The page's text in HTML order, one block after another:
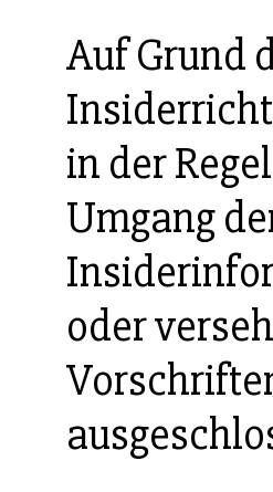
Auf Grund
in der
Umgang
oder